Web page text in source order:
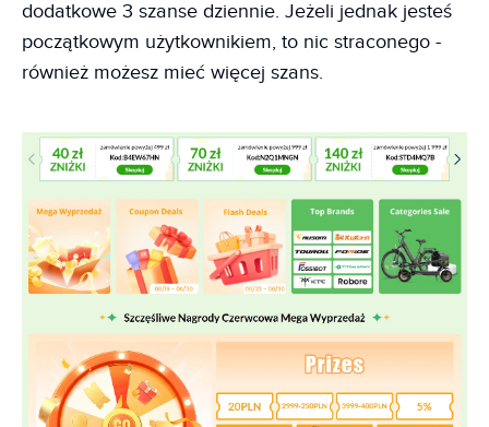
dodatkowe 3 szanse dziennie. Jeżeli jednak jesteś
początkowym użytkownikiem, to nic straconego -
również możesz mieć więcej szans.